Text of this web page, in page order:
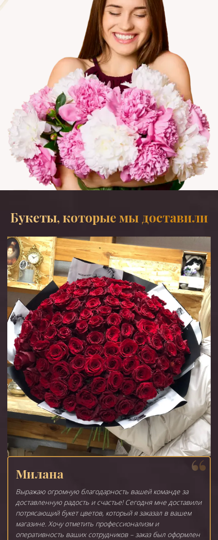
Букеты, которые мы доставили
Милана
Выражаю огромную благодарность вашей команде за
доставленную радость и счастье! Сегодня мне доставили
потрясающий букет цветов, который я заказал в вашем
магазине. Хочу отметить профессионализм и
оперативность ваших сотрудников – заказ был оформлен